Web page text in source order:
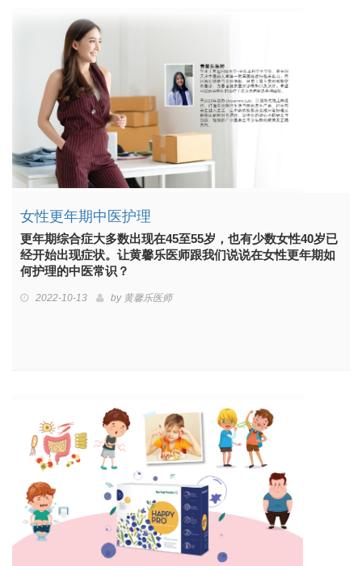
女性更年期中医护理
更年期综合症大多数出现在45至55岁，也有少数女性40岁已
经开始出现症状。让黄馨乐医师跟我们说说在女性更年期如
何护理的中医常识？
2022-10-13 by 黄馨乐医师